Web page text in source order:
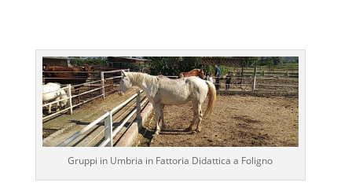
Gruppi in Umbria in Fattoria Didattica a Foligno